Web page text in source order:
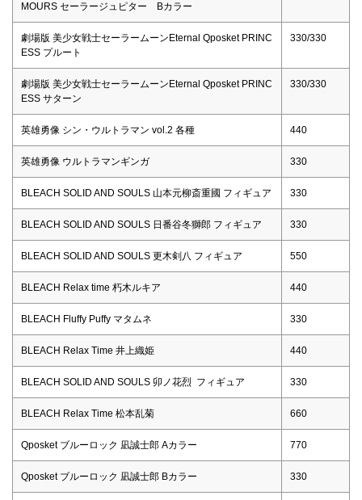
MOURS セーラージュピター Bカラー
劇場版 美少女戦士セーラームーンEternal Qposket PRINC
ESS プルート
330/330
劇場版 美少女戦士セーラームーンEternal Qposket PRINC
ESS サターン
330/330
英雄勇像 シン・ウルトラマン vol.2 各種 440
英雄勇像 ウルトラマンギンガ 330
BLEACH SOLID AND SOULS 山本元柳斎重國 フィギュア 330
BLEACH SOLID AND SOULS 日番谷冬獅郎 フィギュア 330
BLEACH SOLID AND SOULS 更木剣八 フィギュア 550
BLEACH Relax time 朽木ルキア 440
BLEACH Fluffy Puffy マタムネ 330
BLEACH Relax Time 井上織姫 440
BLEACH SOLID AND SOULS 卯ノ花烈 フィギュア 330
BLEACH Relax Time 松本乱菊 660
Qposket ブルーロック 凪誠士郎 Aカラー 770
Qposket ブルーロック 凪誠士郎 Bカラー 330